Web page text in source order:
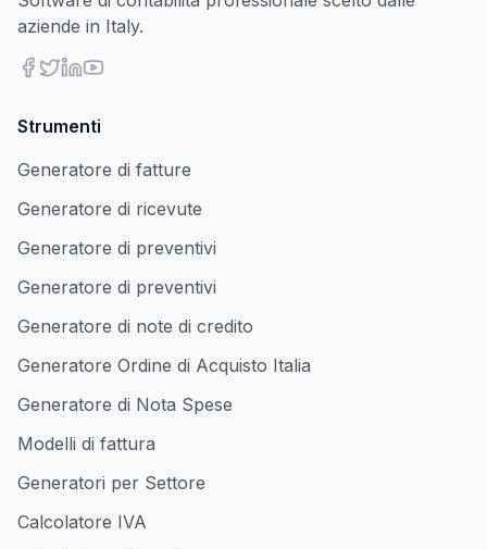
aziende in Italy.
Strumenti
Generatore di fatture
Generatore di ricevute
Generatore di preventivi
Generatore di preventivi
Generatore di note di credito
Generatore Ordine di Acquisto Italia
Generatore di Nota Spese
Modelli di fattura
Generatori per Settore
Calcolatore IVA